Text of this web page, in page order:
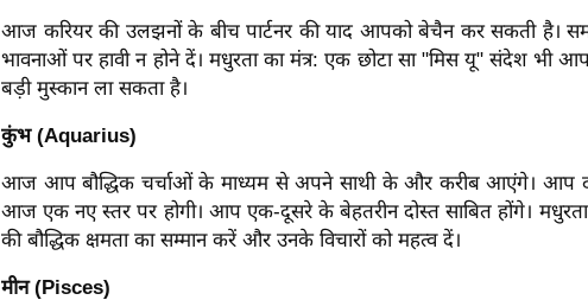
आज करियर की उलझनों के बीच पार्टनर की याद आपको बेचैन कर सकती है।
भावनाओं पर हावी न होने दें। मधुरता का मंत्र: एक छोटा सा "मिस यू" संदेश भी
बड़ी मुस्कान ला सकता है।
कुंभ (Aquarius)
आज आप बौद्धिक चर्चाओं के माध्यम से अपने साथी के और करीब आएंगे। आप
आज एक नए स्तर पर होगी। आप एक-दूसरे के बेहतरीन दोस्त साबित होंगे।
की बौद्धिक क्षमता का सम्मान करें और उनके विचारों को महत्व दें।
मीन (Pisces)